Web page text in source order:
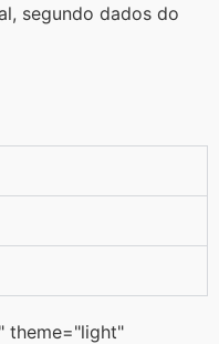
segundo dados do
theme="light"